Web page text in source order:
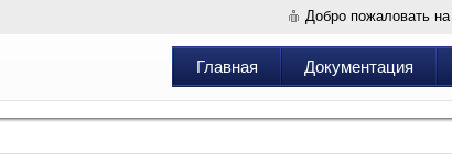
Добро пожаловать на
Главная Документация